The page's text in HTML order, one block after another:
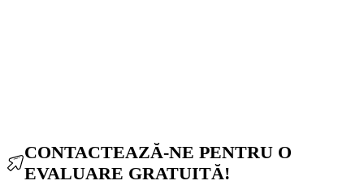
CONTACTEAZĂ-NE PENTRU O
EVALUARE GRATUITĂ!